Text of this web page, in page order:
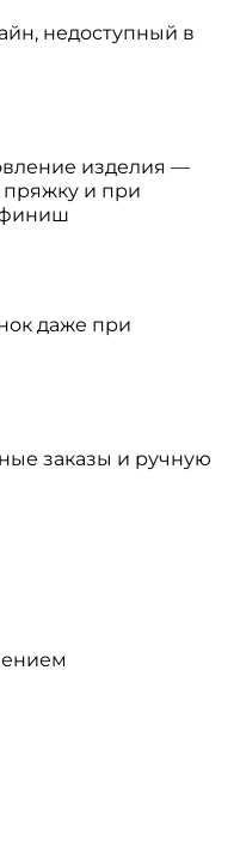
недоступный в
изделия —
пряжку и при
финиш
даже при
заказы и ручную